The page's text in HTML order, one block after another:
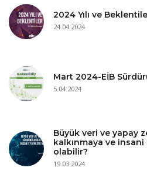
2024 Yılı ve
24.04.2024
Mart 2024-EİB
5.04.2024
Büyük veri ve yapay
kalkınmaya ve insani
olabilir?
19.03.2024